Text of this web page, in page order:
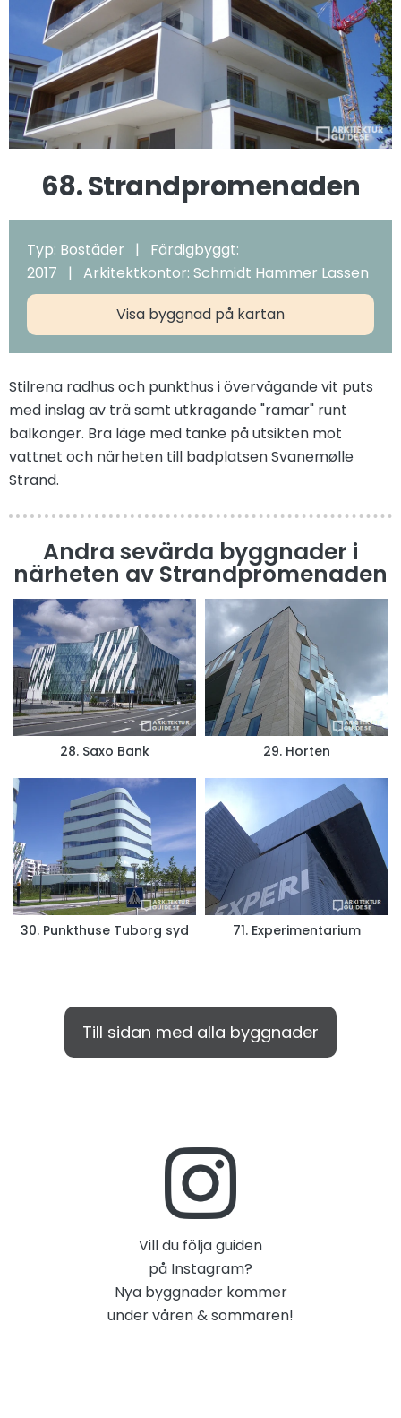
68. Strandpromenaden
Typ: Bostäder | Färdigbyggt:
2017 | Arkitektkontor: Schmidt Hammer Lassen
Visa byggnad på kartan
Stilrena radhus och punkthus i övervägande vit puts
med inslag av trä samt utkragande "ramar" runt
balkonger. Bra läge med tanke på utsikten mot
vattnet och närheten till badplatsen Svanemølle
Strand.
Andra sevärda byggnader i
närheten av Strandpromenaden
28. Saxo Bank 29. Horten
30. Punkthuse Tuborg syd 71. Experimentarium
Till sidan med alla byggnader
Vill du följa guiden
på Instagram?
Nya byggnader kommer
under våren & sommaren!